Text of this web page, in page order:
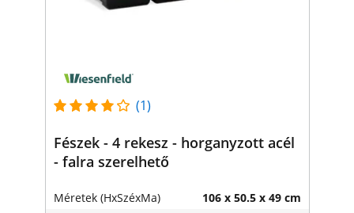
(1)
Fészek - 4 rekesz - horganyzott acél
- falra szerelhető
Méretek (HxSzéxMa) 106 x 50.5 x 49 cm